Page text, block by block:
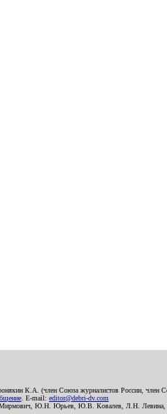
К.А. (член Союза журналистов России,
. E-mail: editor@debri-dv.com
А.Э. Мирмович, Ю.Н. Юрьев, Ю.В. Ковалев, Л.Н.